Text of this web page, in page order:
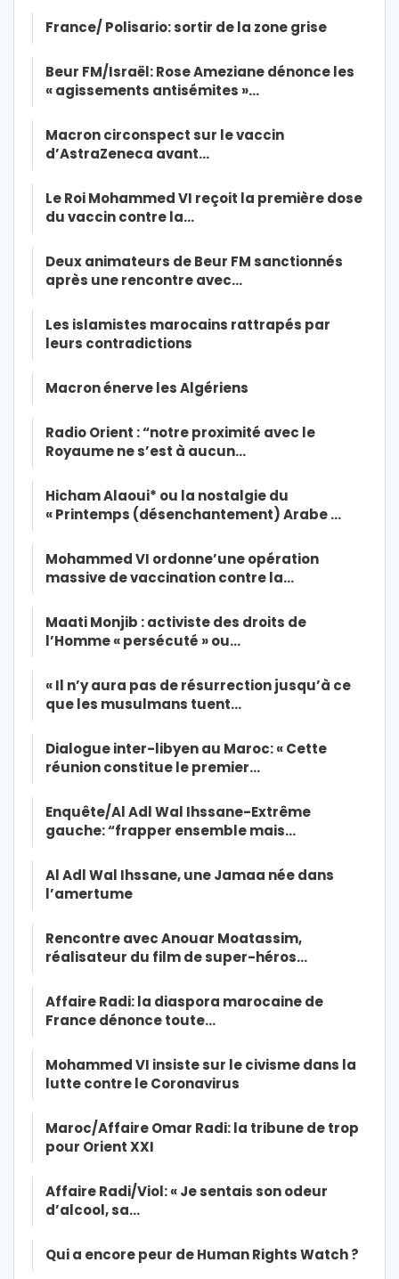
France/ Polisario: sortir de la zone grise
Beur FM/Israël: Rose Ameziane dénonce les
« agissements antisémites »…
Macron circonspect sur le vaccin
d’AstraZeneca avant…
Le Roi Mohammed VI reçoit la première dose
du vaccin contre la…
Deux animateurs de Beur FM sanctionnés
après une rencontre avec…
Les islamistes marocains rattrapés par
leurs contradictions
Macron énerve les Algériens
Radio Orient : “notre proximité avec le
Royaume ne s’est à aucun…
Hicham Alaoui* ou la nostalgie du
« Printemps (désenchantement) Arabe …
Mohammed VI ordonne’une opération
massive de vaccination contre la…
Maati Monjib : activiste des droits de
l’Homme « persécuté » ou…
« Il n’y aura pas de résurrection jusqu’à ce
que les musulmans tuent…
Dialogue inter-libyen au Maroc: « Cette
réunion constitue le premier…
Enquête/Al Adl Wal Ihssane-Extrême
gauche: “frapper ensemble mais…
Al Adl Wal Ihssane, une Jamaa née dans
l’amertume
Rencontre avec Anouar Moatassim,
réalisateur du film de super-héros…
Affaire Radi: la diaspora marocaine de
France dénonce toute…
Mohammed VI insiste sur le civisme dans la
lutte contre le Coronavirus
Maroc/Affaire Omar Radi: la tribune de trop
pour Orient XXI
Affaire Radi/Viol: « Je sentais son odeur
d’alcool, sa…
Qui a encore peur de Human Rights Watch ?